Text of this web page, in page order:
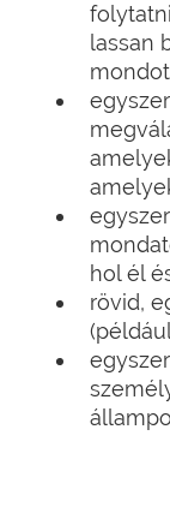
lassan
hol él
rövid,